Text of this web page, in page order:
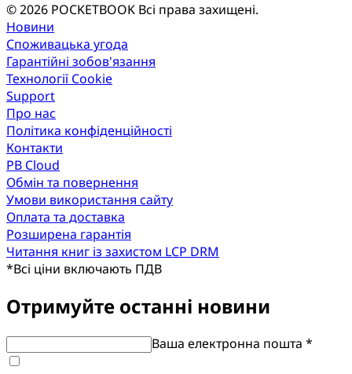
© 2026 POCKETBOOK Всі права захищені.
Новини
Споживацька угода
Гарантійні зобов'язання
Технології Cookie
Support
Про нас
Політика конфіденційності
Контакти
PB Cloud
Обмін та повернення
Умови використання сайту
Оплата та доставка
Розширена гарантія
Читання книг із захистом LCP DRM
*Всі ціни включають ПДВ
Отримуйте останні новини
Ваша електронна пошта *